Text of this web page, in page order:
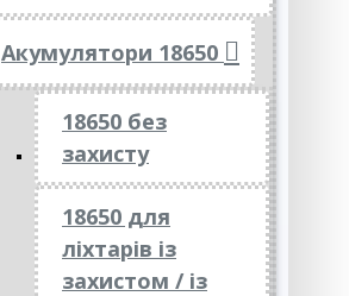
Акумулятори 18650
18650 без
захисту
18650 для
ліхтарів із
захистом / із